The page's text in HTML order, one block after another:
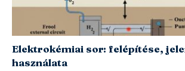
Elektrokémiai sor: felépítése,
használata